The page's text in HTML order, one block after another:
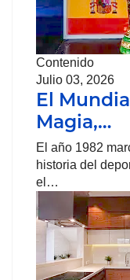
Contenido
Julio 03, 2026
El
Magia,…
El año 1982
historia del
el…